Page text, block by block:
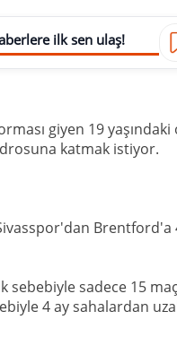
ilk sen ulaş!
giyen 19 yaşındaki
katmak istiyor.
Brentford'a
sebebiyle sadece 15
4 ay sahalardan